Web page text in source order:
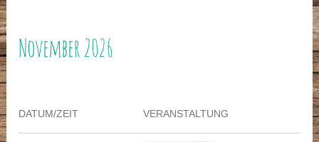
November 2026
DATUM/ZEIT VERANSTALTUNG